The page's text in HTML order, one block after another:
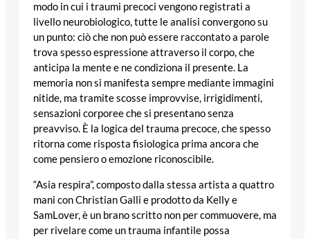
modo in cui i traumi precoci vengono registrati a
livello neurobiologico, tutte le analisi convergono su
un punto: ciò che non può essere raccontato a parole
trova spesso espressione attraverso il corpo, che
anticipa la mente e ne condiziona il presente. La
memoria non si manifesta sempre mediante immagini
nitide, ma tramite scosse improvvise, irrigidimenti,
sensazioni corporee che si presentano senza
preavviso. È la logica del trauma precoce, che spesso
ritorna come risposta fisiologica prima ancora che
come pensiero o emozione riconoscibile.
“Asia respira”, composto dalla stessa artista a quattro
mani con Christian Galli e prodotto da Kelly e
SamLover, è un brano scritto non per commuovere, ma
per rivelare come un trauma infantile possa